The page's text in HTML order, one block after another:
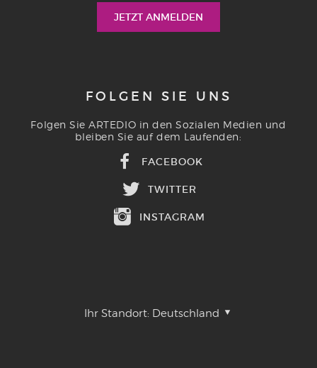
FOLGEN SIE UNS
Folgen Sie ARTEDIO in den Sozialen Medien und
bleiben Sie auf dem Laufenden:
FACEBOOK
TWITTER
INSTAGRAM
Ihr Standort: Deutschland